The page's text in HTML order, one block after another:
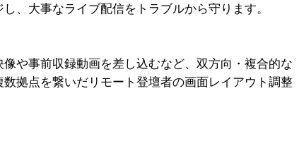
、大事なライブ配信をトラブルから守ります。
や事前収録動画を差し込むなど、双方向・複合的な
拠点を繋いだリモート登壇者の画面レイアウト調整